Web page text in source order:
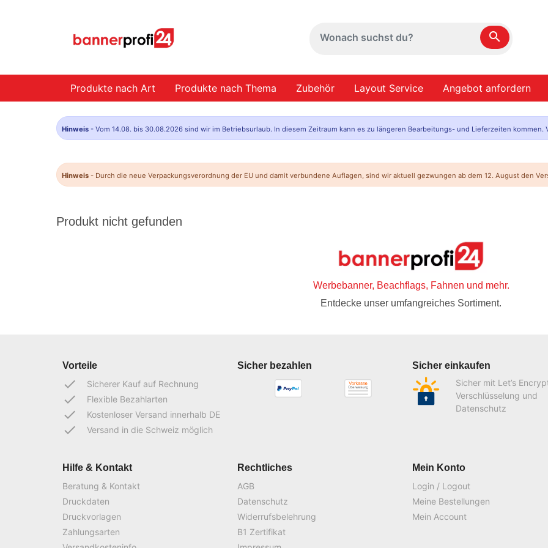
search
Produkte nach Art Produkte nach Thema Zubehör Layout Service Angebot anfordern
Hinweis - Vom 14.08. bis 30.08.2026 sind wir im Betriebsurlaub. In diesem Zeitraum kann es zu längeren Bearbeitungs- und Lieferzeiten kommen.
Hinweis - Durch die neue Verpackungsverordnung der EU und damit verbundene Auflagen, sind wir aktuell gezwungen ab dem 12. August den
Produkt nicht gefunden
Werbebanner, Beachflags, Fahnen und mehr.
Entdecke unser umfangreiches Sortiment.
Vorteile
done Sicherer Kauf auf Rechnung
done Flexible Bezahlarten
done Kostenloser Versand innerhalb DE
done Versand in die Schweiz möglich
Sicher bezahlen
Sicher einkaufen
Sicher mit Let’s
Verschlüsselung und
Datenschutz
Hilfe & Kontakt
Beratung & Kontakt
Druckdaten
Druckvorlagen
Zahlungsarten
Rechtliches
AGB
Datenschutz
Widerrufsbelehrung
B1 Zertifikat
Mein Konto
Login / Logout
Meine Bestellungen
Mein Account